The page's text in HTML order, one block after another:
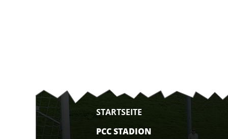
STARTSEITE
PCC STADION